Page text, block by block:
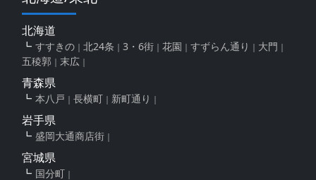
北海道
すすきの 北24条 3・6街 花園 すずらん通り
大門
五稜郭
末広
青森県
本八戸 長横町 新町通り
岩手県
盛岡大通商店街
宮城県
国分町